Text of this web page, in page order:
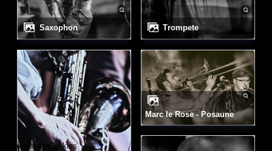
Saxophon Trompete
Marc le Rose - Posaune
Wir benutzen Cookies